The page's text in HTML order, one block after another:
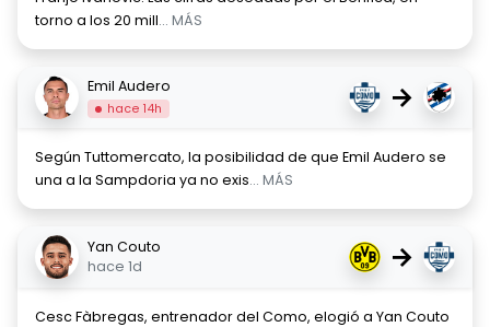
torno a los 20 mill... MÁS
Emil Audero
hace 14h →
Según Tuttomercato, la posibilidad de que Emil Audero se
una a la Sampdoria ya no exis... MÁS
Yan Couto
hace 1d
→
Cesc Fàbregas, entrenador del Como, elogió a Yan Couto